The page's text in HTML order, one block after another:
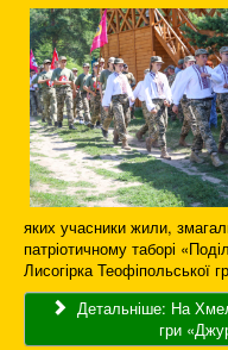
яких учасники жили,
патріотичному таборі
Лисогірка Теофіпольської
Детальніше: На
гри